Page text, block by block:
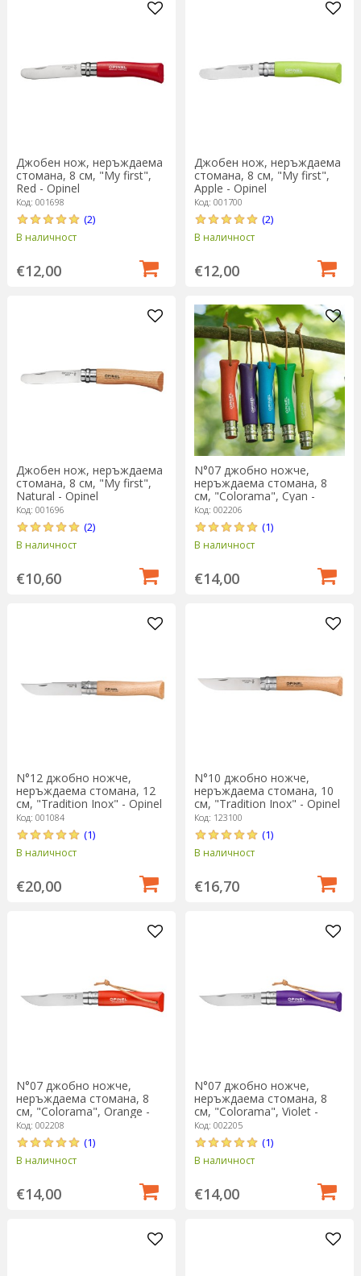
Джобен нож, неръждаема
стомана, 8 см, "My first",
Red - Opinel
Код: 001698
(2)
В наличност
€12,00
Джобен нож, неръждаема
стомана, 8 см, "My first",
Apple - Opinel
Код: 001700
(2)
В наличност
€12,00
Джобен нож, неръждаема
стомана, 8 см, "My first",
Natural - Opinel
Код: 001696
(2)
В наличност
€10,60
N°07 джобно ножче,
неръждаема стомана, 8
см, "Colorama", Cyan -
Opinel
Код: 002206
(1)
В наличност
€14,00
N°12 джобно ножче,
неръждаема стомана, 12
см, "Tradition Inox" - Opinel
Код: 001084
(1)
В наличност
€20,00
N°10 джобно ножче,
неръждаема стомана, 10
см, "Tradition Inox" - Opinel
Код: 123100
(1)
В наличност
€16,70
N°07 джобно ножче,
неръждаема стомана, 8
см, "Colorama", Orange -
Opinel
Код: 002208
(1)
В наличност
€14,00
N°07 джобно ножче,
неръждаема стомана, 8
см, "Colorama", Violet -
Opinel
Код: 002205
(1)
В наличност
€14,00